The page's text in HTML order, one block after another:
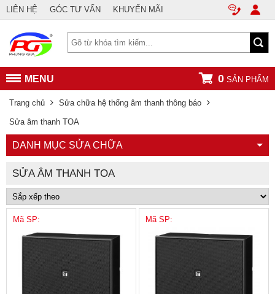
LIÊN HỆ GÓC TƯ VẤN KHUYẾN MÃI
MENU 0 SẢN PHẨM
Trang chủ Sửa chữa hệ thống âm thanh thông báo
Sửa âm thanh TOA
DANH MỤC SỬA CHỮA
SỬA ÂM THANH TOA
Mã SP: Mã SP: